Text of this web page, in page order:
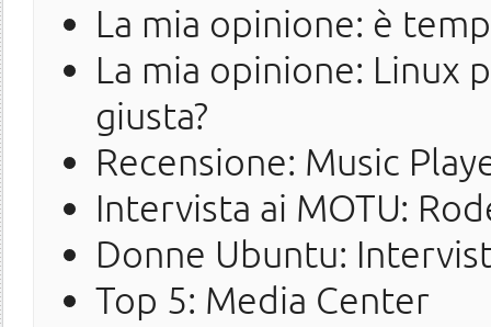
La mia opinione: è
La mia opinione: Linux
giusta?
Recensione: Music
Intervista ai MOTU:
Donne Ubuntu:
Top 5: Media Center